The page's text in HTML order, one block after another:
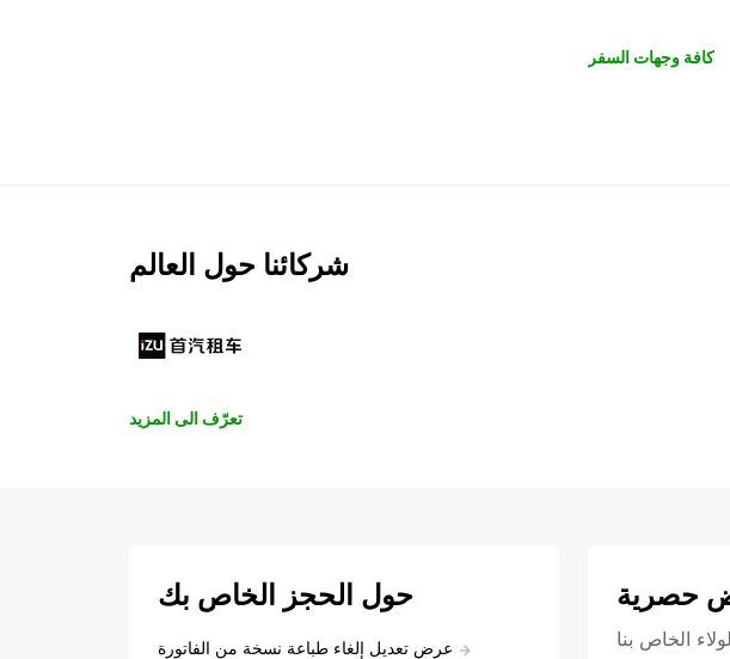
كافة وجهات السفر
شركائنا حول العالم
تعرّف الى المزيد
حول الحجز الخاص بك
عرض تعديل إلغاء طباعة نسخة من الفاتورة
حصرية
الخاص بنا